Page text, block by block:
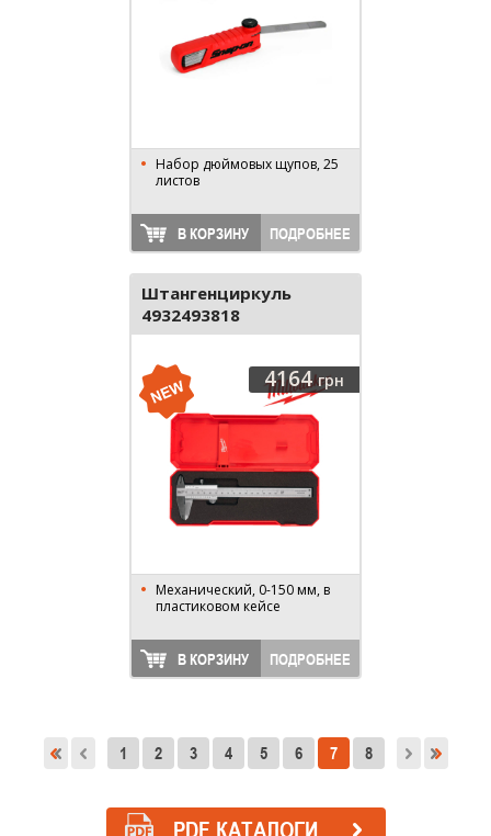
Набор дюймовых щупов, 25
листов
В КОРЗИНУ ПОДРОБНЕЕ
Штангенциркуль
4932493818
4164грн
Механический, 0-150 мм, в
пластиковом кейсе
В КОРЗИНУ ПОДРОБНЕЕ
1 2 3 4 5 6 7 8
PDF КАТАЛОГИ